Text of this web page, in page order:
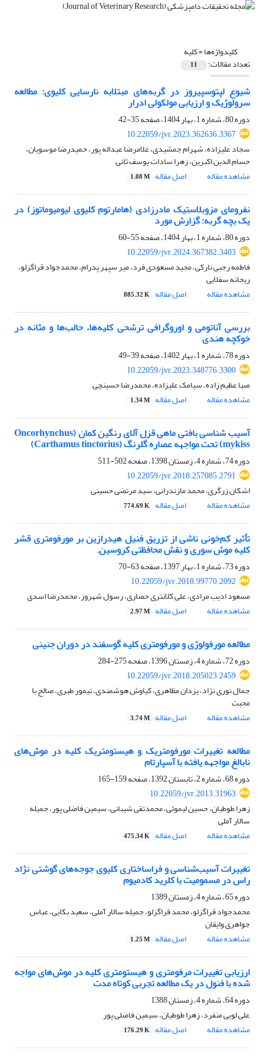
کلیدواژه‌ها =کلیه
تعداد مقالات: 11
شیوع لپتوسپیروز در گربه‌های مبتلابه نارسایی کلیوی: مطالعه
سرولوژیک و ارزیابی مولکولی ادرار
دوره 80، شماره 1، بهار 1404، صفحه
35-42
10.22059/jvr.2023.362636.3367
سجاد علیزاده، شهرام جمشیدی، غلامرضا عبداله پور، حمیدرضا موسویان،
حسام الدین اکبرین، زهرا سادات یوسف ثانی
مشاهده مقاله
اصل مقاله 1.08 M
نفرومای مزوبلاستیک مادرزادی (هامارتوم کلیوی لیومیوماتوز) در
یک بچه‌ گربه: گزارش مورد
دوره 80، شماره 1، بهار 1404، صفحه
55-60
10.22059/jvr.2024.367382.3403
فاطمه رجبی نارکی، مجید مسعودی فرد، میر سپهر پدرام، محمدجواد قراگزلو،
ریحانه سفلایی
مشاهده مقاله
اصل مقاله 885.32 K
بررسی آناتومی و اوروگرافی ترشحی کلیه‌ها، حالب‌ها و مثانه در
خوکچه هندی
دوره 78، شماره 1، بهار 1402، صفحه
39-49
10.22059/jvr.2023.348776.3300
صبا عظیم زاده، سیامک علیزاده، محمدرضا حسینچی
مشاهده مقاله
اصل مقاله 1.34 M
آسیب شناسی بافتی ماهی قزل آلای رنگین کمان (Oncorhynchus
mykiss) تحت مواجهه عصاره گلرنگ (Carthamus tinctorius)
دوره 74، شماره 4، زمستان 1398، صفحه
502-511
10.22059/jvr.2018.257085.2791
اشکان زرگری، محمد مازندرانی، سید مرتضی حسینی
مشاهده مقاله
اصل مقاله 774.69 K
تأثیر کم‌خونی ناشی از تزریق فنیل هیدرازین بر مورفومتری قشر
کلیه موش سوری و نقش محافظتی کروسین.
دوره 73، شماره 1، بهار 1397، صفحه
63-70
10.22059/jvr.2018.99770.2092
مسعود ادیب مرادی، علی کلانتری حصاری، رسول شهروز، محمدرضا اسدی
مشاهده مقاله
اصل مقاله 2.97 M
مطالعه مورفولوژی و مورفومتری کلیه گوسفند در دوران جنینی
دوره 72، شماره 4، زمستان 1396، صفحه
275-284
10.22059/jvr.2018.205023.2459
جمال نوری نژاد، یزدان مظاهری، کیاوش هوشمندی، تیمور طبری، صالح با
محبت
مشاهده مقاله
اصل مقاله 3.74 M
مطالعه تغییرات مورفومتریک و هیستومتریک کلیه در موش‌های
نابالغ مواجهه یافته با آسپارتام
دوره 68، شماره 2، تابستان 1392، صفحه
159-165
10.22059/jvr.2013.31963
زهرا طوطیان، حسین لیموئی، محمدتقی شیبانی، سیمین فاضلی پور، جمیله
سالار آملی
مشاهده مقاله
اصل مقاله 475.34 K
تغییرات آسیب‌شناسی و فراساختاری کلیوی جوجه‌های گوشتی نژاد
راس در مسمومیت با کلرید کادمیوم
دوره 65، شماره 4، زمستان 1389
محمدجواد قراگزلو، محمد قراگزلو، جمیله سالار آملی، سعید بکایی، عباس
جواهری وایقان
مشاهده مقاله
اصل مقاله 1.25 M
ار‌زیابی تغییرات مرفومتری و هیستومتری کلیه در موش‌های مواجه
شده با فنول در یک مطالعه تجربی کوتاه مدت ‌ ‌
دوره 64، شماره 4، زمستان 1388
علی لویی منفرد، زهرا طوطیان، سیمین فاضلی پور
مشاهده مقاله
اصل مقاله 176.29 K